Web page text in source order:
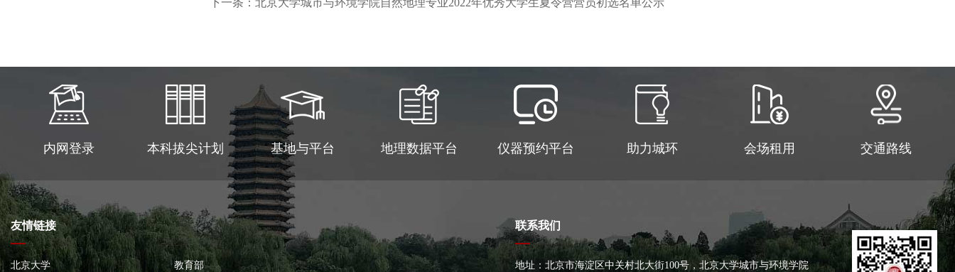
下一条：北京大学城市与环境学院自然地理专业2022年优秀大学生夏令营营员初选名单公示
内网登录 本科拔尖计划 基地与平台 地理数据平台 仪器预约平台 助力城环 会场租用 交通路线
友情链接
北京大学 教育部
联系我们
地址：北京市海淀区中关村北大街100号，北京大学城市与环境学院